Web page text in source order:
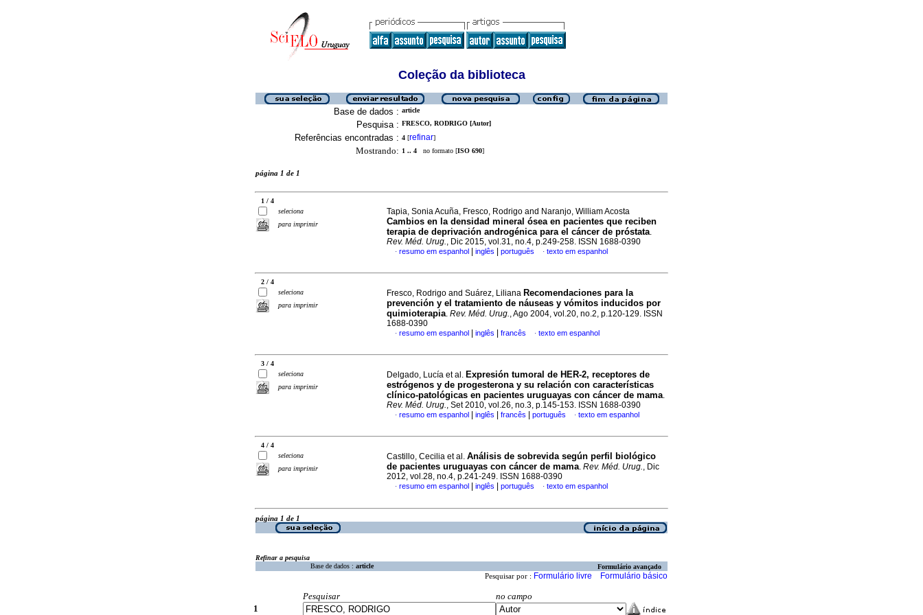
Coleção da biblioteca
Base de dados : article
Pesquisa : FRESCO, RODRIGO [Autor]
Referências encontradas : 4 [refinar]
Mostrando: 1 .. 4 no formato [ISO 690]
página 1 de 1
1 / 4
seleciona
para imprimir
Tapia, Sonia Acuña, Fresco, Rodrigo and Naranjo, William Acosta
Cambios en la densidad mineral ósea en pacientes que reciben
terapia de deprivación androgénica para el cáncer de próstata.
Rev. Méd. Urug., Dic 2015, vol.31, no.4, p.249-258. ISSN 1688-0390
· resumo em espanhol inglês português · texto em espanhol
2 / 4
seleciona
para imprimir
Fresco, Rodrigo and Suárez, Liliana Recomendaciones para la
prevención y el tratamiento de náuseas y vómitos inducidos por
quimioterapia. Rev. Méd. Urug., Ago 2004, vol.20, no.2, p.120-129. ISSN
1688-0390
· resumo em espanhol inglês francês · texto em espanhol
3 / 4
seleciona
para imprimir
Delgado, Lucía et al. Expresión tumoral de HER-2, receptores de
estrógenos y de progesterona y su relación con características
clínico-patológicas en pacientes uruguayas con cáncer de mama.
Rev. Méd. Urug., Set 2010, vol.26, no.3, p.145-153. ISSN 1688-0390
· resumo em espanhol inglês francês português · texto em espanhol
4 / 4
seleciona
para imprimir
Castillo, Cecilia et al. Análisis de sobrevida según perfil biológico
de pacientes uruguayas con cáncer de mama. Rev. Méd. Urug., Dic
2012, vol.28, no.4, p.241-249. ISSN 1688-0390
· resumo em espanhol inglês português · texto em espanhol
página 1 de 1
Refinar a pesquisa
Base de dados : article Formulário avançado
Pesquisar por : Formulário livre Formulário básico
Pesquisar
no campo
1